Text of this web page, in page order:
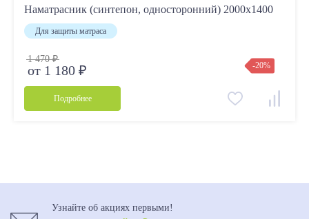
Наматрасник (синтепон, односторонний) 2000х1400
Для защиты матраса
1 470 ₽
от 1 180 ₽ -20%
Подробнее
Узнайте об акциях первыми!